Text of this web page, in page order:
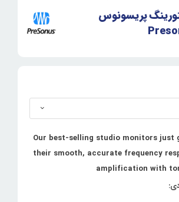
پریسونوس
Our best-selling studio monitors just
their smooth, accurate frequency
amplification with